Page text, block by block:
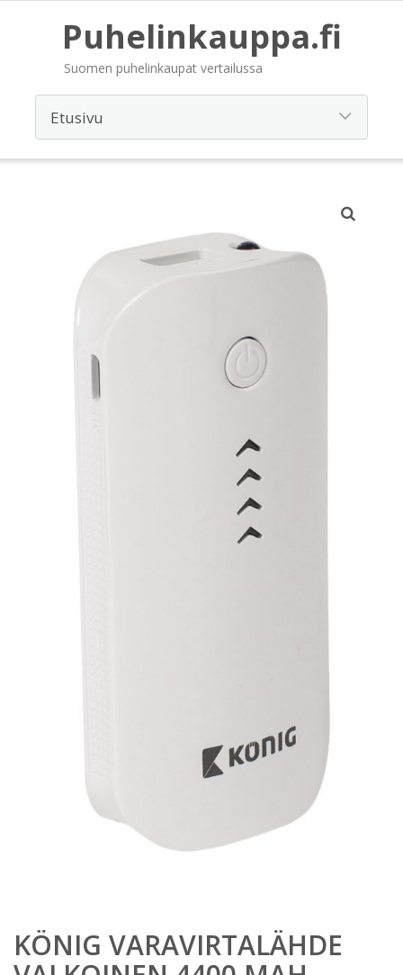
Puhelinkauppa.fi
Suomen puhelinkaupat vertailussa
KÖNIG VARAVIRTALÄHDE